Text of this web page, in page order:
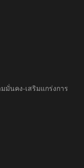
มั่นคง-เสริมแกร่งการ